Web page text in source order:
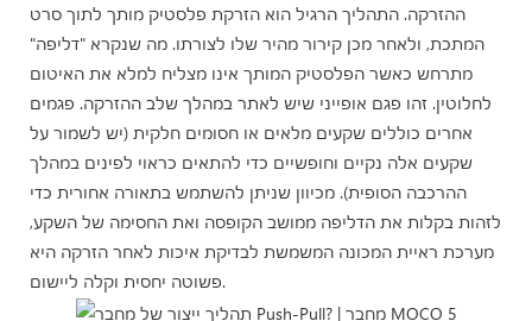
ההזרקה. התהליך הרגיל הוא הזרקת פלסטיק מותך לתוך סרט
המתכת, ולאחר מכן קירור מהיר שלו לצורתו. מה שנקרא "דליפה"
מתרחש כאשר הפלסטיק המותך אינו מצליח למלא את האיטום
לחלוטין. זהו פגם אופייני שיש לאתר במהלך שלב ההזרקה. פגמים
אחרים כוללים שקעים מלאים או חסומים חלקית (יש לשמור על
שקעים אלה נקיים וחופשיים כדי להתאים כראוי לפינים במהלך
ההרכבה הסופית). מכיוון שניתן להשתמש בתאורה אחורית כדי
לזהות בקלות את הדליפה ממושב הקופסה ואת החסימה של השקע,
מערכת ראיית המכונה המשמשת לבדיקת איכות לאחר הזרקה היא
פשוטה יחסית וקלה ליישום.